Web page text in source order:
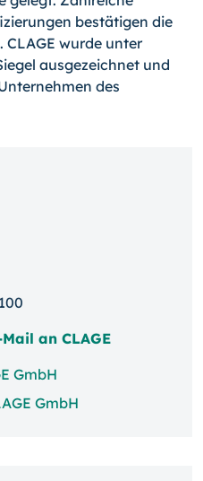
bestätigen die
wurde unter
ausgezeichnet und
des
Mail an CLAGE
GmbH
GmbH